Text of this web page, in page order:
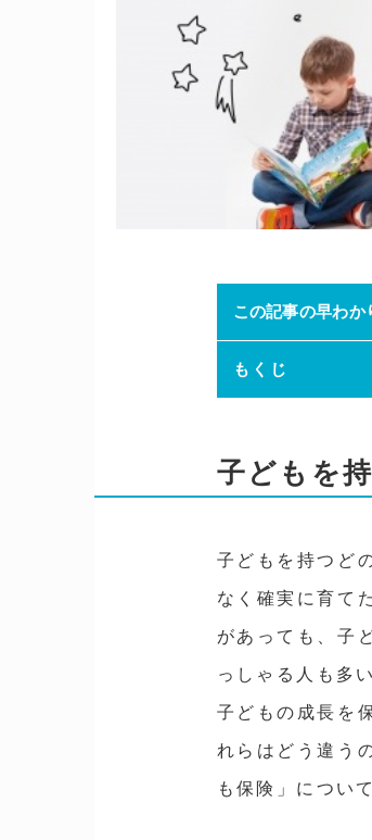
この記事の早わか
もくじ
子どもを
子どもを持つど
なく確実に育て
があっても、子
っしゃる人も多
子どもの成長を
れらはどう違う
も保険」につい